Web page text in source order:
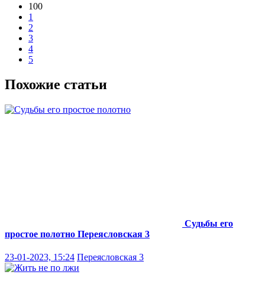
100
1
2
3
4
5
Похожие статьи
Судьбы его
простое полотно Переясловская 3
23-01-2023, 15:24 Переясловская 3